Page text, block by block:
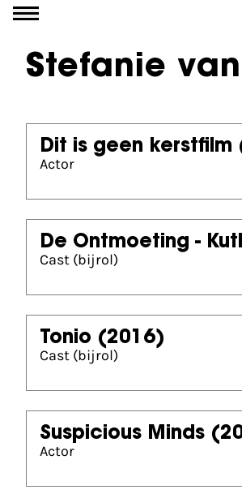
Go to content
Stefanie
Dit is geen kerstfilm
Actor
De Ontmoeting -
Cast (bijrol)
Tonio (2016)
Cast (bijrol)
Suspicious Minds
Actor